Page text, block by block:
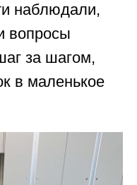
наблюдали,
вопросы
за шагом,
в маленькое